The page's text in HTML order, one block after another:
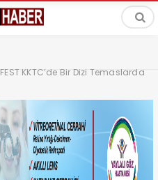
KKTC’de Bir Dizi Temaslarda